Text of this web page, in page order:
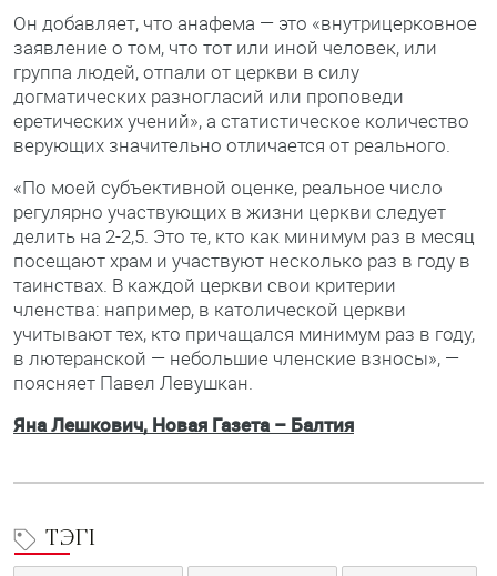
Он добавляет, что анафема — это «внутрицерковное
заявление о том, что тот или иной человек, или
группа людей, отпали от церкви в силу
догматических разногласий или проповеди
еретических учений», а статистическое количество
верующих значительно отличается от реального.
«По моей субъективной оценке, реальное число
регулярно участвующих в жизни церкви следует
делить на 2-2,5. Это те, кто как минимум раз в месяц
посещают храм и участвуют несколько раз в году в
таинствах. В каждой церкви свои критерии
членства: например, в католической церкви
учитывают тех, кто причащался минимум раз в году,
в лютеранской — небольшие членские взносы», —
поясняет Павел Левушкан.
Яна Лешкович, Новая Газета – Балтия
ТЭГІ